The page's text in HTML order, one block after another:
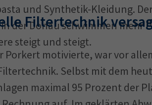
und Synthetik-Kleidung.
der Donau schwimmen mehr
steigt und steigt.
Filtertechnik
Porkert motivierte, war vor
Selbst mit dem
maximal 95 Prozent der